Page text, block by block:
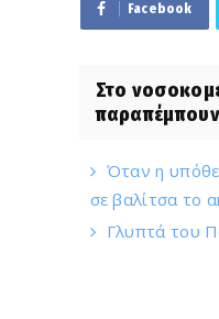
Facebook
Στο
Όταν η
σε βαλίτσα το
Γλυπτά του